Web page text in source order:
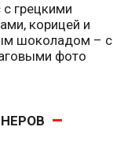
с грецкими
корицей и
шоколадом – с
фото